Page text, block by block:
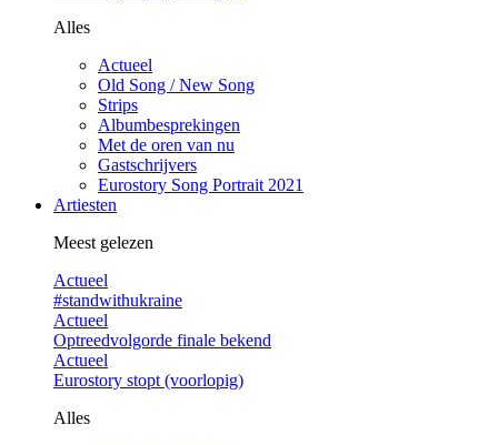
Alles
Actueel
Old Song / New Song
Strips
Albumbesprekingen
Met de oren van nu
Gastschrijvers
Eurostory Song Portrait 2021
Artiesten
Meest gelezen
Actueel
#standwithukraine
Actueel
Optreedvolgorde finale bekend
Actueel
Eurostory stopt (voorlopig)
Alles